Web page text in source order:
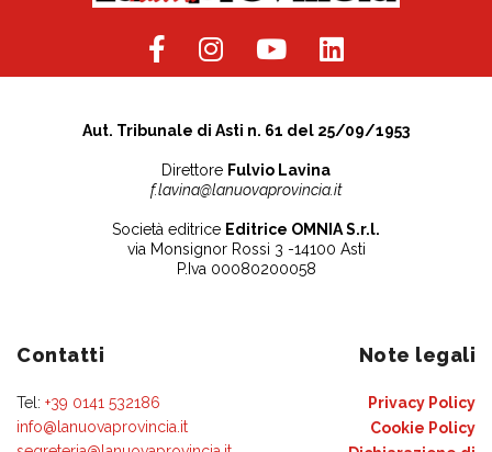
Aut. Tribunale di Asti n. 61 del 25/09/1953
Direttore Fulvio Lavina
f.lavina@lanuovaprovincia.it
Società editrice Editrice OMNIA S.r.l.
via Monsignor Rossi 3 -14100 Asti
P.Iva 00080200058
Contatti
Tel: +39 0141 532186
info@lanuovaprovincia.it
Note legali
Privacy Policy
Cookie Policy